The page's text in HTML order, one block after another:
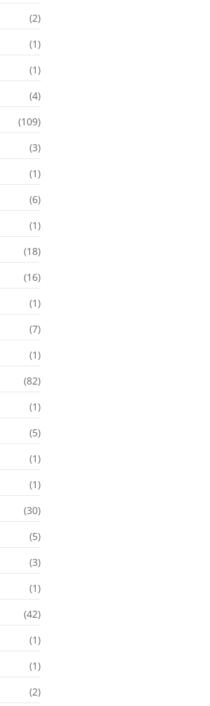
(2)
(1)
(1)
(4)
(109)
(3)
(1)
(6)
(1)
(18)
(16)
(1)
(7)
(1)
(82)
(1)
(5)
(1)
(1)
(30)
(5)
(3)
(1)
(42)
(1)
(1)
(2)